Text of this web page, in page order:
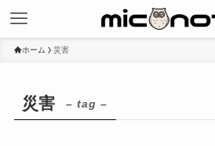
ホーム 災害
災害 – tag –